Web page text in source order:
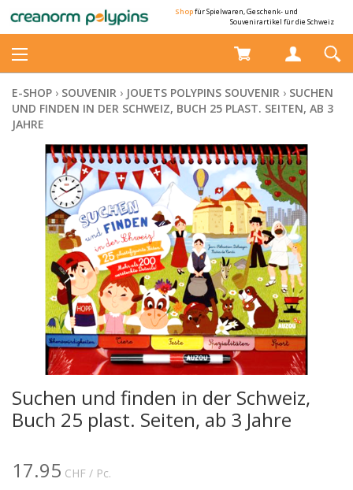
Shopfür Spielwaren, Geschenk- und
Souvenirartikel für die Schweiz
E-SHOP › SOUVENIR › JOUETS POLYPINS SOUVENIR › SUCHEN
UND FINDEN IN DER SCHWEIZ, BUCH 25 PLAST. SEITEN, AB 3
JAHRE
Suchen und finden in der Schweiz,
Buch 25 plast. Seiten, ab 3 Jahre
17.95 CHF / Pc.